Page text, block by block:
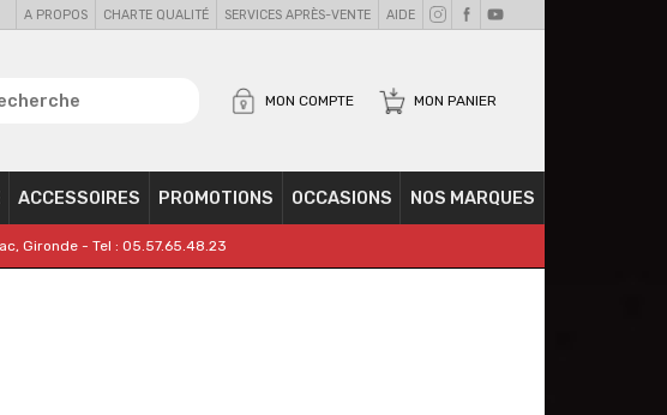
A PROPOS CHARTE QUALITÉ SERVICES APRÈS-VENTE AIDE
MON PANIER
MON COMPTE
ACCESSOIRES PROMOTIONS OCCASIONS NOS MARQUES
Gironde - Tel : 05.57.65.48.23